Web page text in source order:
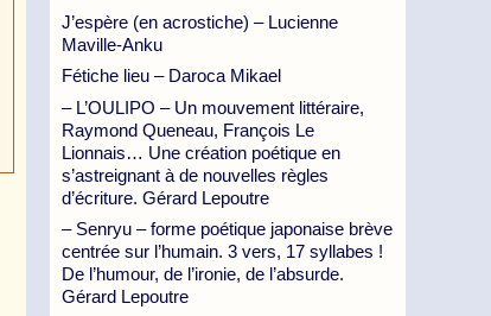
J’espère (en acrostiche) – Lucienne
Maville-Anku
Fétiche lieu – Daroca Mikael
– L’OULIPO – Un mouvement littéraire,
Raymond Queneau, François Le
Lionnais… Une création poétique en
s’astreignant à de nouvelles règles
d’écriture. Gérard Lepoutre
– Senryu – forme poétique japonaise brève
centrée sur l’humain. 3 vers, 17 syllabes !
De l’humour, de l’ironie, de l’absurde.
Gérard Lepoutre